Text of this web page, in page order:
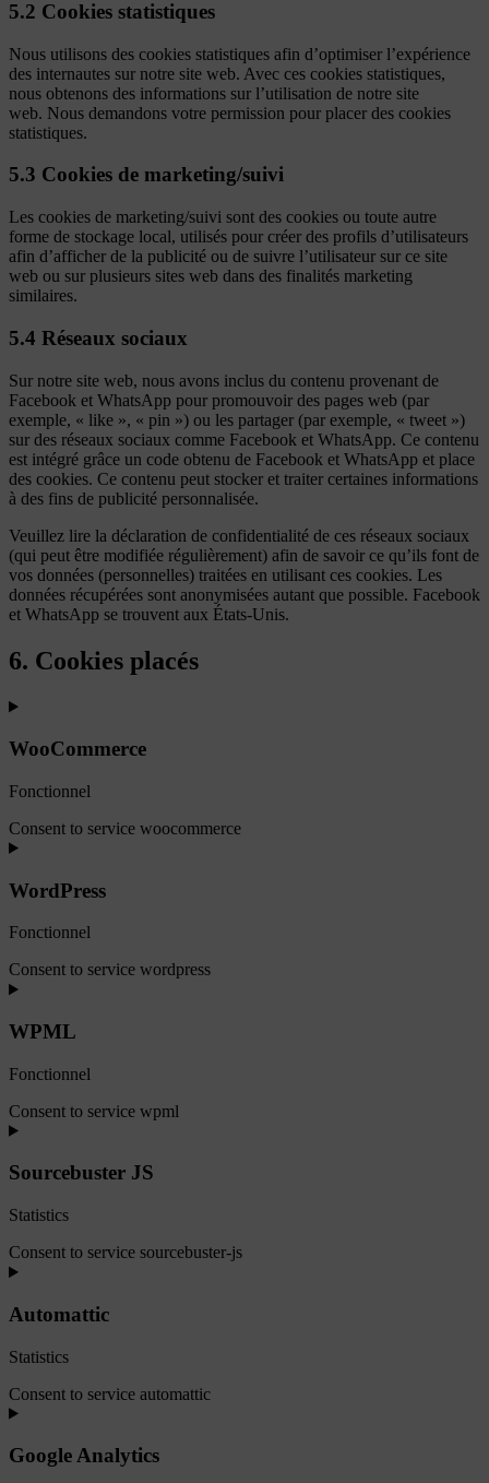
5.2 Cookies statistiques
Nous utilisons des cookies statistiques afin d’optimiser l’expérience
des internautes sur notre site web. Avec ces cookies statistiques,
nous obtenons des informations sur l’utilisation de notre site
web. Nous demandons votre permission pour placer des cookies
statistiques.
5.3 Cookies de marketing/suivi
Les cookies de marketing/suivi sont des cookies ou toute autre
forme de stockage local, utilisés pour créer des profils d’utilisateurs
afin d’afficher de la publicité ou de suivre l’utilisateur sur ce site
web ou sur plusieurs sites web dans des finalités marketing
similaires.
5.4 Réseaux sociaux
Sur notre site web, nous avons inclus du contenu provenant de
Facebook et WhatsApp pour promouvoir des pages web (par
exemple, « like », « pin ») ou les partager (par exemple, « tweet »)
sur des réseaux sociaux comme Facebook et WhatsApp. Ce contenu
est intégré grâce un code obtenu de Facebook et WhatsApp et place
des cookies. Ce contenu peut stocker et traiter certaines informations
à des fins de publicité personnalisée.
Veuillez lire la déclaration de confidentialité de ces réseaux sociaux
(qui peut être modifiée régulièrement) afin de savoir ce qu’ils font de
vos données (personnelles) traitées en utilisant ces cookies. Les
données récupérées sont anonymisées autant que possible. Facebook
et WhatsApp se trouvent aux États-Unis.
6. Cookies placés
WooCommerce
Fonctionnel
Consent to service woocommerce
WordPress
Fonctionnel
Consent to service wordpress
WPML
Fonctionnel
Consent to service wpml
Sourcebuster JS
Statistics
Consent to service sourcebuster-js
Automattic
Statistics
Consent to service automattic
Google Analytics